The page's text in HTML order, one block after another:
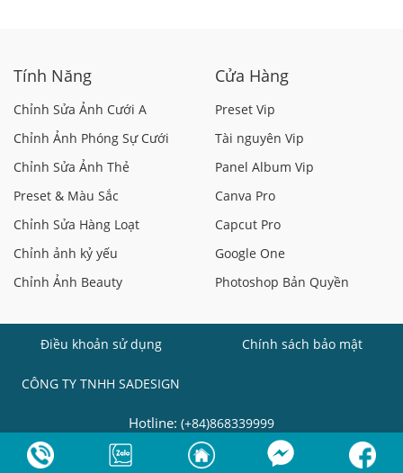
Tính Năng
Chỉnh Sửa Ảnh Cưới A
Chỉnh Ảnh Phóng Sự Cưới
Chỉnh Sửa Ảnh Thẻ
Preset & Màu Sắc
Chỉnh Sửa Hàng Loạt
Chỉnh ảnh kỷ yếu
Chỉnh Ảnh Beauty
Cửa Hàng
Preset Vip
Tài nguyên Vip
Panel Album Vip
Canva Pro
Capcut Pro
Google One
Photoshop Bản Quyền
Điều khoản sử dụng Chính sách bảo mật
CÔNG TY TNHH SADESIGN
Hotline: (+84)868339999